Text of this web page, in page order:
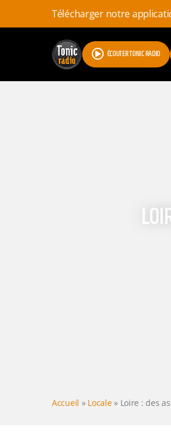
Télécharger notre
ÉCOUTER TONIC RADIO
Accueil » Locale» Loire : des